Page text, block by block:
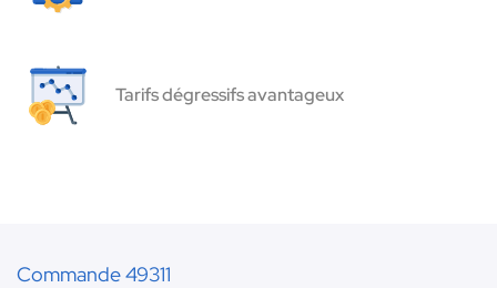
Tarifs dégressifs avantageux
Commande 49311